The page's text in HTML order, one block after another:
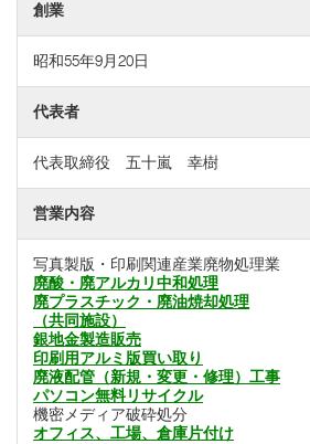
創業
昭和55年9月20日
代表者
代表取締役 五十嵐 幸樹
営業内容
写真製版・印刷関連産業廃物処理業
廃酸・廃アルカリ中和処理
廃プラスチック・廃油焼却処理
（共同施設）
銀地金製造販売
印刷用アルミ版買い取り
廃液配管（新規・変更・修理）工事
パソコン無料リサイクル
機密メディア破砕処分
オフィス、工場、倉庫片付け